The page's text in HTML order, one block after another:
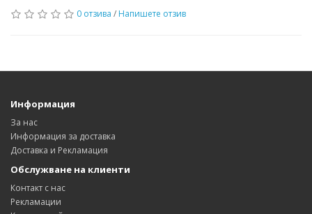
0 отзива / Напишете отзив
Информация
За нас
Информация за доставка
Доставка и Рекламация
Обслужване на клиенти
Контакт с нас
Рекламации